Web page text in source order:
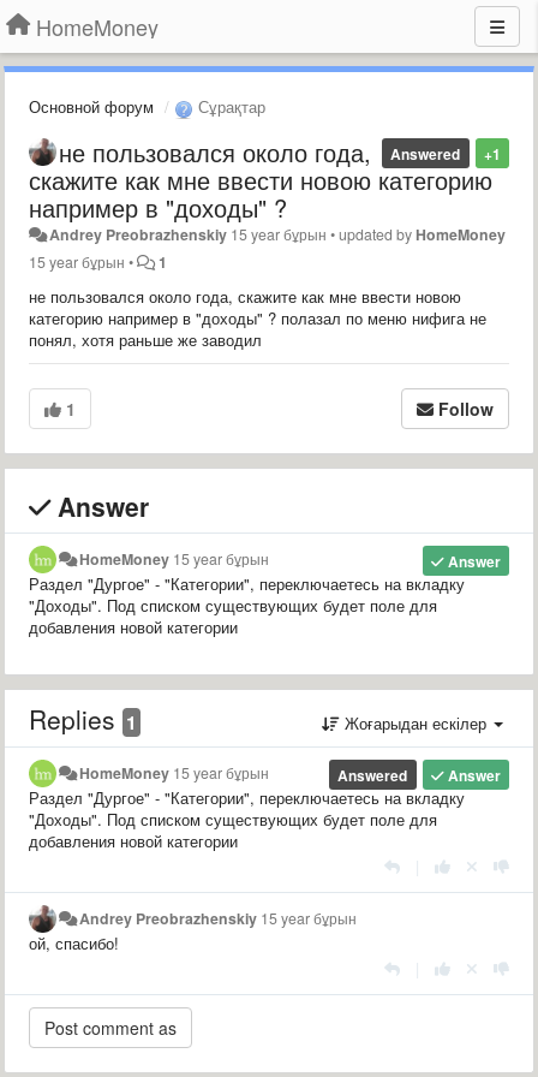
HomeMoney
Основной форум Сұрақтар
+1
Answered
не пользовался около года,
скажите как мне ввести новою категорию
например в "доходы" ?
Andrey Preobrazhenskiy 15 year бұрын •updated by HomeMoney
15 year бұрын • 1
не пользовался около года, скажите как мне ввести новою
категорию например в "доходы" ? полазал по меню нифига не
понял, хотя раньше же заводил
1 Follow
Answer
Answer
HomeMoney 15 year бұрын
Раздел "Дургое" - "Категории", переключаетесь на вкладку
"Доходы". Под списком существующих будет поле для
добавления новой категории
Replies 1 Жоғарыдан ескілер
Answer
Answered
HomeMoney 15 year бұрын
Раздел "Дургое" - "Категории", переключаетесь на вкладку
"Доходы". Под списком существующих будет поле для
добавления новой категории
Andrey Preobrazhenskiy 15 year бұрын
ой, спасибо!